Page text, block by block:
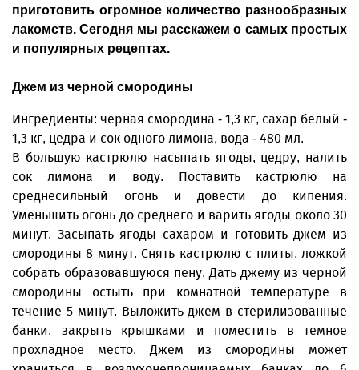
приготовить огромное количество разнообразных
лакомств. Сегодня мы расскажем о самых простых
и популярных рецептах.
Джем из черной смородины
Ингредиенты: черная смородина - 1,3 кг, сахар белый -
1,3 кг, цедра и сок одного лимона, вода - 480 мл.
В большую кастрюлю насыпать ягоды, цедру, налить
сок лимона и воду. Поставить кастрюлю на
среднесильный огонь и довести до кипения.
Уменьшить огонь до среднего и варить ягоды около 30
минут. Засыпать ягоды сахаром и готовить джем из
смородины 8 минут. Снять кастрюлю с плиты, ложкой
собрать образовавшуюся пену. Дать джему из черной
смородины остыть при комнатной температуре в
течение 5 минут. Выложить джем в стерилизованные
банки, закрыть крышками и поместить в темное
прохладное место. Джем из смородины может